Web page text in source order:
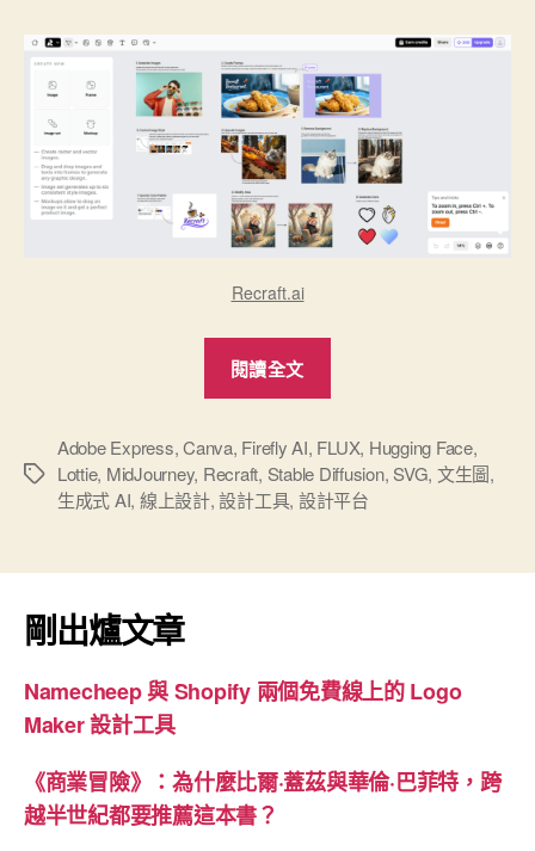
Recraft.ai
閱讀全文
AI
黑
馬
Recraft，
Firefly
+
的
線
標
Adobe Express,Canva, Firefly AI, FLUX, Hugging Face,
Lottie, MidJourney, Recraft, Stable Diffusion,SVG, 文生圖,
生成式 AI, 線上設計,設計工具, 設計平台
剛出爐文章
Namecheep 與 Shopify 兩個免費線上的 Logo
Maker 設計工具
《商業冒險》：為什麼比爾·蓋茲與華倫·巴菲特，跨
越半世紀都要推薦這本書？